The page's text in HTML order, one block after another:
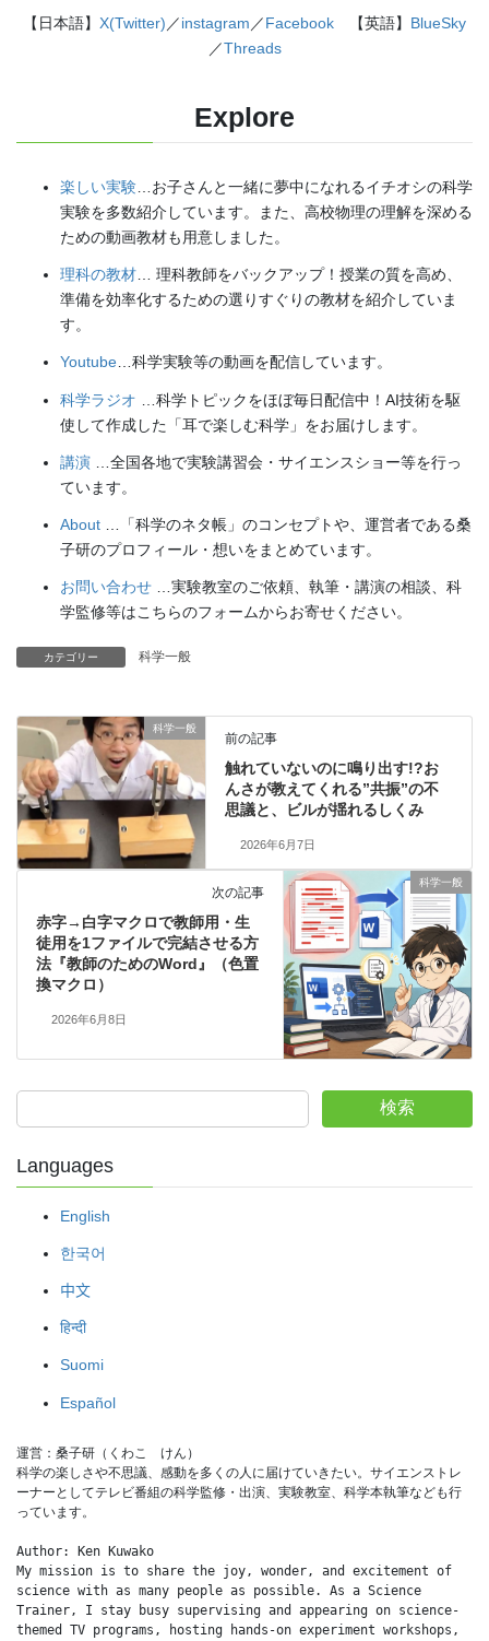
【日本語】 X(Twitter) ／instagram ／Facebook 【英語】 BlueSky
／Threads
Explore
楽しい実験 …お子さんと一緒に夢中になれるイチオシの科学
実験を多数紹介しています。また、高校物理の理解を深める
ための動画教材も用意しました。
理科の教材 … 理科教師をバックアップ！授業の質を高め、
準備を効率化するための選りすぐりの教材を紹介していま
す。
Youtube…科学実験等の動画を配信しています。
科学ラジオ …科学トピックをほぼ毎日配信中！AI技術を駆
使して作成した「耳で楽しむ科学」をお届けします。
講演 …全国各地で実験講習会・サイエンスショー等を行っ
ています。
About …「科学のネタ帳」のコンセプトや、運営者である桑
子研のプロフィール・想いをまとめています。
お問い合わせ …実験教室のご依頼、執筆・講演の相談、科
学監修等はこちらのフォームからお寄せください。
カテゴリー 科学一般
科学一般
前の記事
触れていないのに鳴り出す!?お
んさが教えてくれる”共振”の不
思議と、ビルが揺れるしくみ
2026年6月7日
科学一般
次の記事
赤字→白字マクロで教師用・生
徒用を1ファイルで完結させる方
法『教師のためのWord』（色置
換マクロ）
2026年6月8日
検索
Languages
English
한국어
中文
हिन्दी
Suomi
Español
運営：桑子研（くわこ　けん）
科学の楽しさや不思議、感動を多くの人に届けていきたい。サイエンストレ
ーナーとしてテレビ番組の科学監修・出演、実験教室、科学本執筆なども行
っています。
Author: Ken Kuwako
My mission is to share the joy, wonder, and excitement of
science with as many people as possible. As a Science
Trainer, I stay busy supervising and appearing on science-
themed TV programs, hosting hands-on experiment workshops,